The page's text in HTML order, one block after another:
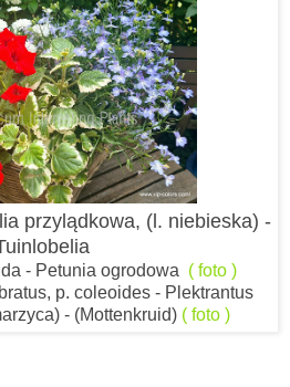
przylądkowa, (l. niebieska) -
- Petunia ogrodowa ( foto )
p. coleoides - Plektrantus
- (Mottenkruid) ( foto )